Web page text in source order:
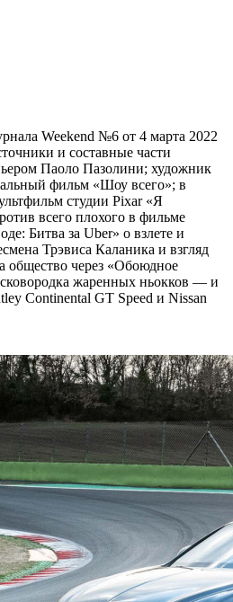
Weekend №6 от 4 марта 2022
и составные части
Паоло Пазолини; художник
фильм «Шоу всего»; в
студии Pixar «Я
всего плохого в фильме
Битва за Uber» о взлете и
Трэвиса Каланика и взгляд
общество через «Обоюдное
жаренных ньокков — и
Continental GT Speed и Nissan